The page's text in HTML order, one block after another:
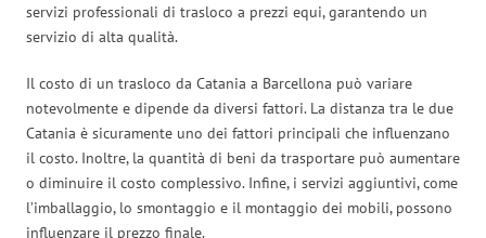
servizi professionali di trasloco a prezzi equi, garantendo un
servizio di alta qualità.
Il costo di un trasloco da Catania a Barcellona può variare
notevolmente e dipende da diversi fattori. La distanza tra le due
Catania è sicuramente uno dei fattori principali che influenzano
il costo. Inoltre, la quantità di beni da trasportare può aumentare
o diminuire il costo complessivo. Infine, i servizi aggiuntivi, come
l’imballaggio, lo smontaggio e il montaggio dei mobili, possono
influenzare il prezzo finale.